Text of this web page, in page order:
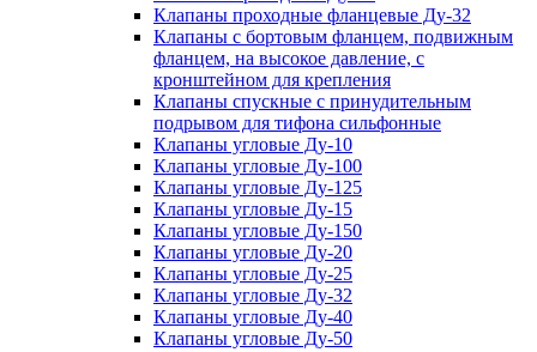
Клапаны проходные фланцевые Ду-32
Клапаны с бортовым фланцем, подвижным
фланцем, на высокое давление, с
кронштейном для крепления
Клапаны спускные с принудительным
подрывом для тифона сильфонные
Клапаны угловые Ду-10
Клапаны угловые Ду-100
Клапаны угловые Ду-125
Клапаны угловые Ду-15
Клапаны угловые Ду-150
Клапаны угловые Ду-20
Клапаны угловые Ду-25
Клапаны угловые Ду-32
Клапаны угловые Ду-40
Клапаны угловые Ду-50